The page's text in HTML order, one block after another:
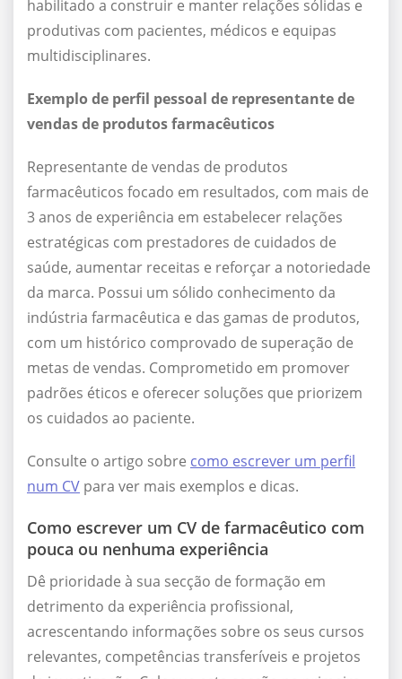
habilitado a construir e manter relações sólidas e
produtivas com pacientes, médicos e equipas
multidisciplinares.
Exemplo de perfil pessoal de representante de
vendas de produtos farmacêuticos
Representante de vendas de produtos
farmacêuticos focado em resultados, com mais de
3 anos de experiência em estabelecer relações
estratégicas com prestadores de cuidados de
saúde, aumentar receitas e reforçar a notoriedade
da marca. Possui um sólido conhecimento da
indústria farmacêutica e das gamas de produtos,
com um histórico comprovado de superação de
metas de vendas. Comprometido em promover
padrões éticos e oferecer soluções que priorizem
os cuidados ao paciente.
Consulte o artigo sobre como escrever um perfil
num CV para ver mais exemplos e dicas.
Como escrever um CV de farmacêutico com
pouca ou nenhuma experiência
Dê prioridade à sua secção de formação em
detrimento da experiência profissional,
acrescentando informações sobre os seus cursos
relevantes, competências transferíveis e projetos